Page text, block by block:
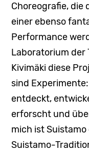
Choreografie, die
einer ebenso
Performance
Laboratorium der
Kivimäki diese
sind
entdeckt,
erforscht und
mich ist Suistamo
Suistamo-